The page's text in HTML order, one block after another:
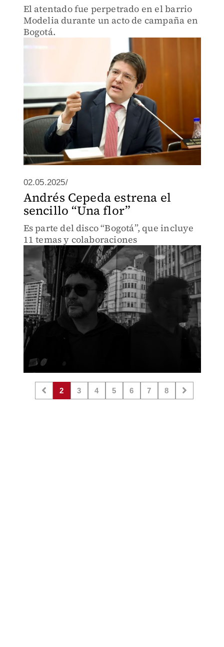
El atentado fue perpetrado en el barrio
Modelia durante un acto de campaña en
Bogotá.
02.05.2025/
Andrés Cepeda estrena el
sencillo “Una flor”
Es parte del disco “Bogotá”, que incluye
11 temas y colaboraciones
2 3 4 5 6 7 8